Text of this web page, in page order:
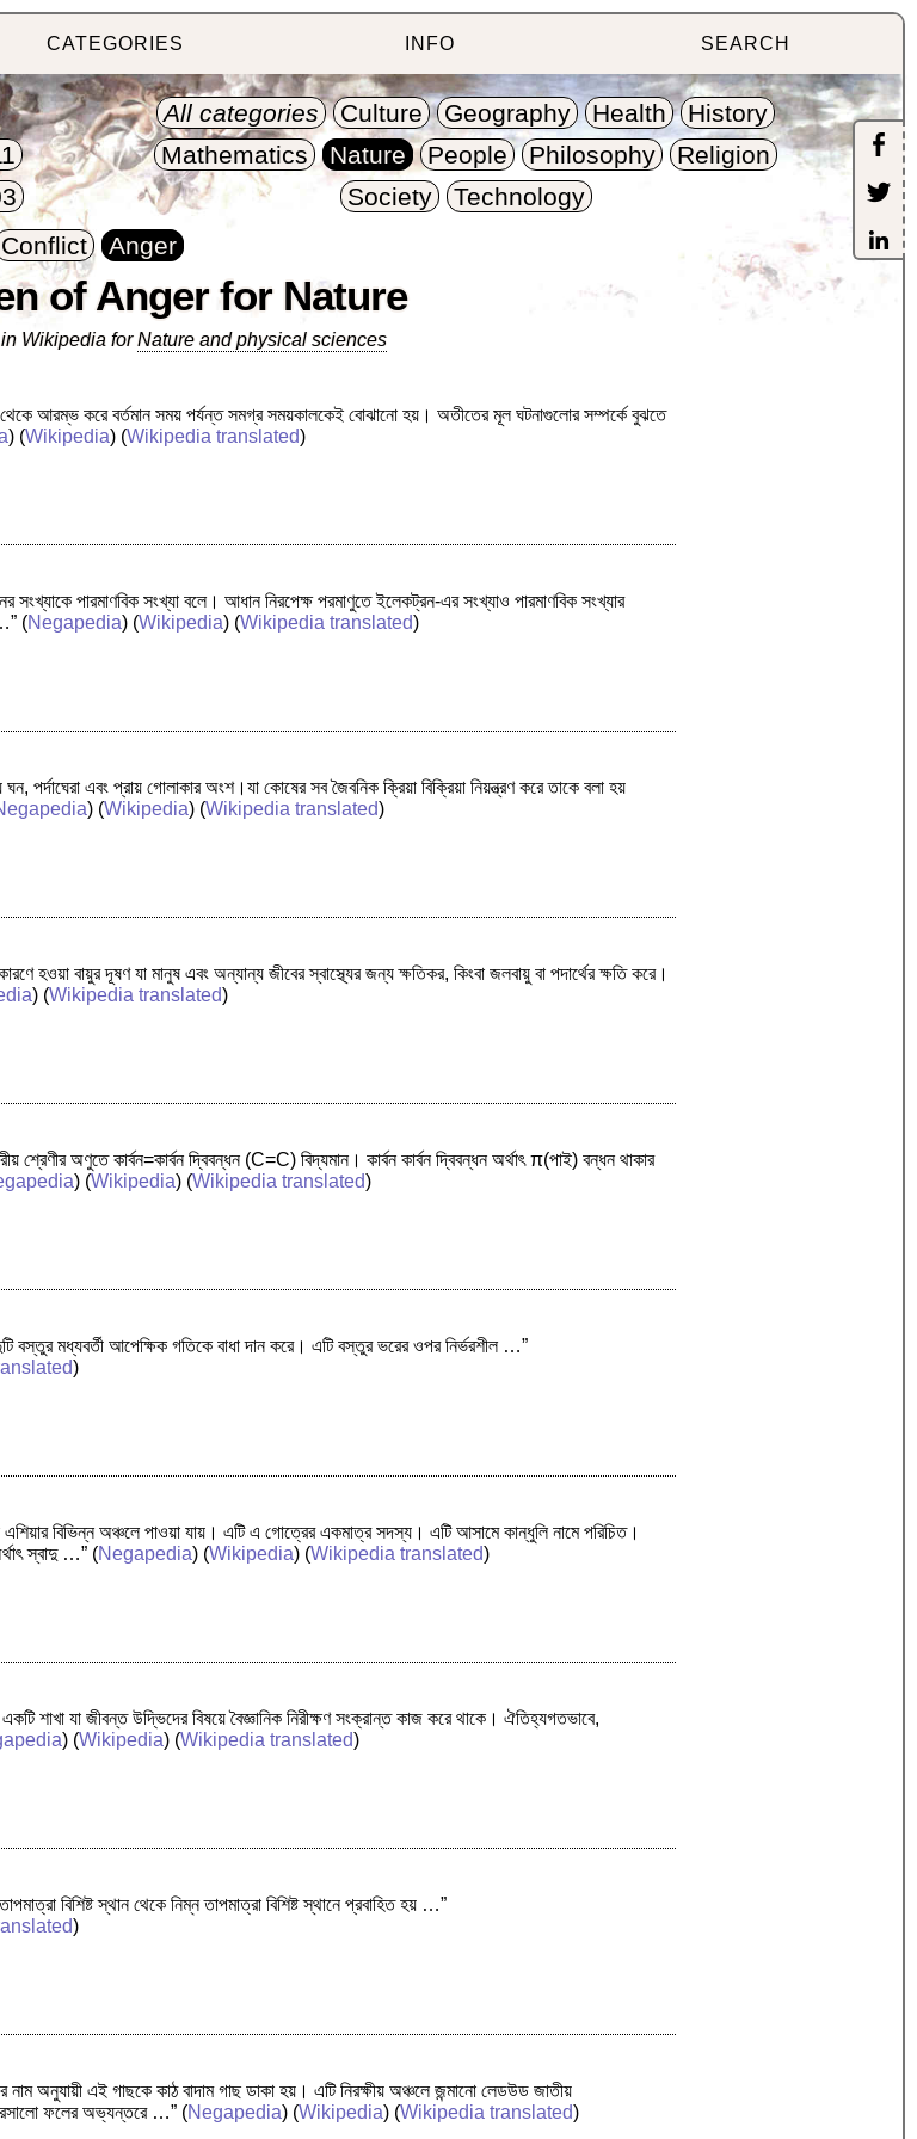
CATEGORIES INFO SEARCH
All categories Culture Geography Health
History
Mathematics
Nature People Philosophy
Religion
Society
Technology
Conflict
Anger
of Anger for Nature
Wikipedia forNature and physical sciences
থেকে আরম্ভ করে বর্তমান সময় পর্যন্ত সমগ্র সময়কালকেই বোঝানো হয়। অতীতের মূল ঘটনাগুলোর সম্পর্কে বুঝতে
) (Wikipedia) (Wikipedia translated)
সংখ্যাকে পারমাণবিক সংখ্যা বলে। আধান নিরপেক্ষ পরমাণুতে ইলেকট্রন-এর সংখ্যাও পারমাণবিক সংখ্যার
(Negapedia) (Wikipedia) (Wikipedia translated)
পর্দাঘেরা এবং প্রায় গোলাকার অংশ।যা কোষের সব জৈবনিক ক্রিয়া বিক্রিয়া নিয়ন্ত্রণ করে তাকে বলা হয়
) (Wikipedia) (Wikipedia translated)
হওয়া বায়ুর দূষণ যা মানুষ এবং অন্যান্য জীবের স্বাস্থ্যের জন্য ক্ষতিকর, কিংবা জলবায়ু বা পদার্থের ক্ষতি করে।
) (Wikipedia translated)
শ্রেণীর অণুতে কার্বন=কার্বন দ্বিবন্ধন (C=C) বিদ্যমান। কার্বন কার্বন দ্বিবন্ধন অর্থাৎ π(পাই) বন্ধন থাকার
) (Wikipedia) (Wikipedia translated)
বস্তুর মধ্যবর্তী আপেক্ষিক গতিকে বাধা দান করে। এটি বস্তুর ভরের ওপর নির্ভরশীল …”
)
বিভিন্ন অঞ্চলে পাওয়া যায়। এটি এ গোত্রের একমাত্র সদস্য। এটি আসামে কান্ধুলি নামে পরিচিত।
স্বাদু …” (Negapedia) (Wikipedia) (Wikipedia translated)
একটি শাখা যা জীবন্ত উদ্ভিদের বিষয়ে বৈজ্ঞানিক নিরীক্ষণ সংক্রান্ত কাজ করে থাকে। ঐতিহ্যগতভাবে,
) (Wikipedia) (Wikipedia translated)
বিশিষ্ট স্থান থেকে নিম্ন তাপমাত্রা বিশিষ্ট স্থানে প্রবাহিত হয় …”
)
নাম অনুযায়ী এই গাছকে কাঠ বাদাম গাছ ডাকা হয়। এটি নিরক্ষীয় অঞ্চলে জন্মানো লেডউড জাতীয়
ফলের অভ্যন্তরে …” (Negapedia) (Wikipedia) (Wikipedia translated)